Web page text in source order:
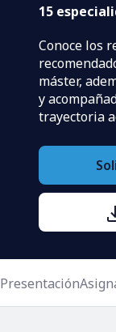
15
Conoce los
máster,
y
trayectoria
Presentación